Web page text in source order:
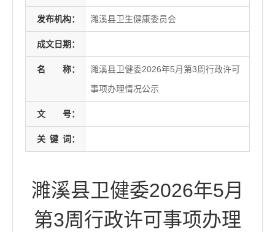
发布机构： 濉溪县卫生健康委员会
成文日期：
名 称：
濉溪县卫健委2026年5月第3周行政许可
事项办理情况公示
文 号：
关 键 词：
濉溪县卫健委2026年5月
第3周行政许可事项办理